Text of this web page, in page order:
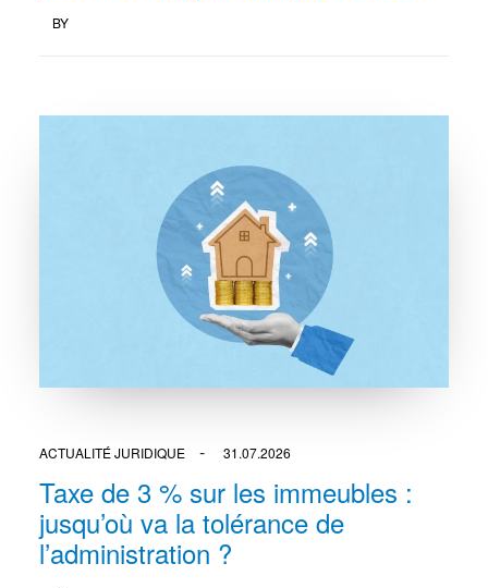
BY
ACTUALITÉ JURIDIQUE 31.07.2026
Taxe de 3 % sur les immeubles :
jusqu’où va la tolérance de
l’administration ?